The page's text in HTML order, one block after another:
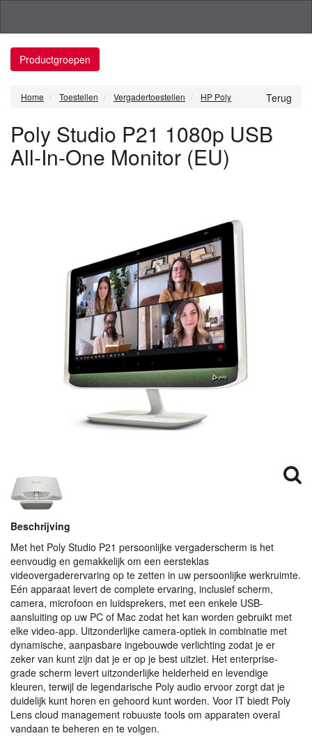
Productgroepen
Terug
Home Toestellen Vergadertoestellen HP Poly
Poly Studio P21 1080p USB
All-In-One Monitor (EU)
Beschrijving
Met het Poly Studio P21 persoonlijke vergaderscherm is het
eenvoudig en gemakkelijk om een eersteklas
videovergaderervaring op te zetten in uw persoonlijke werkruimte.
Eén apparaat levert de complete ervaring, inclusief scherm,
camera, microfoon en luidsprekers, met een enkele USB-
aansluiting op uw PC of Mac zodat het kan worden gebruikt met
elke video-app. Uitzonderlijke camera-optiek in combinatie met
dynamische, aanpasbare ingebouwde verlichting zodat je er
zeker van kunt zijn dat je er op je best uitziet. Het enterprise-
grade scherm levert uitzonderlijke helderheid en levendige
kleuren, terwijl de legendarische Poly audio ervoor zorgt dat je
duidelijk kunt horen en gehoord kunt worden. Voor IT biedt Poly
Lens cloud management robuuste tools om apparaten overal
vandaan te beheren en te volgen.